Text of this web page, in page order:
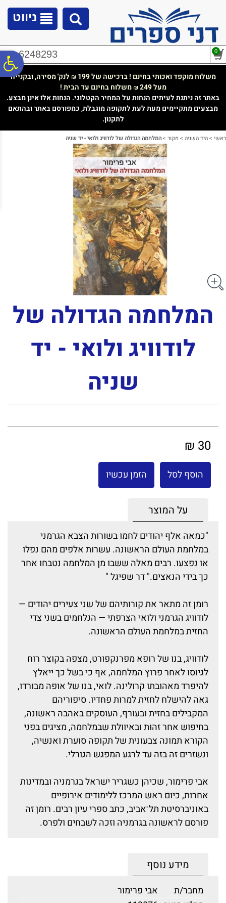
נגישות
ניווט
02-6248293 0
משלוח מוקפד ואכותי בחינם ! ברכישה של 199 ₪ לנק' מסירה, ובקנייה
מעל 249
₪משלוח בחינם עד הבית !
באתר זה ניתנת לעיתים הנחות על המחיר הקטלוגי. הנחות אלו אינן מבצע.
מבצעים מתקיימים מעת לעת לתקופה מוגבלת, כמפורסם באתר ובהתאם
לתקנון.
ראשי >היד השניה >מקור >המלחמה הגדולה של לודוויג ולואי - יד שניה
המלחמה הגדולה של
לודוויג ולואי - יד
שניה
30 ₪
הוסף לסל הזמן עכשיו
על המוצר
"כמאה אלף יהודים לחמו בשורות הצבא הגרמני
במלחמת העולם הראשונה. עשרות אלפים מהם נפלו
או נפצעו. רבים מאלה ששבו מן המלחמה נטבחו אחר
כך בידי הנאצים." דר שפיגל "
רומן זה מתאר את קורותיהם של שני צעירים יהודים —
לודוויג הגרמני ולואי הצרפתי — הנלחמים בשני צדי
החזית במלחמת העולם הראשונה.
לודוויג, בנו של רופא מפרנקפורט, מצפה בקוצר רוח
לגיוסו לאחר פרוץ המלחמה, אף כי בשל כך ייאלץ
להיפרד מאהובתו קרולינה. לואי, בנו של אופה מבורדו,
גאה להישלח לחזית למרות פחדיו. סיפוריהם
המקבילים בחזית ובעורף, העוסקים באהבה ראשונה,
בחיפוש אחר זהוּת ובאיוולת שבמלחמה, מציגים בפני
הקורא תמונה צבעונית של תקופה סוערת ואנשיה,
ונשזרים זה בזה עד לרגע המפגש הגורלי.
אבי פרימור, שכיהן כשגריר ישראל בגרמניה ובמדינות
אחרות, כיום ראש המרכז ללימודים אירופיים
באוניברסיטת תל־אביב, כתב ספרי עיון רבים. רומן זה
פורסם לראשונה בגרמניה וזכה לשבחים ולפרס.
מידע נוסף
מחבר/ת
אבי פרימור